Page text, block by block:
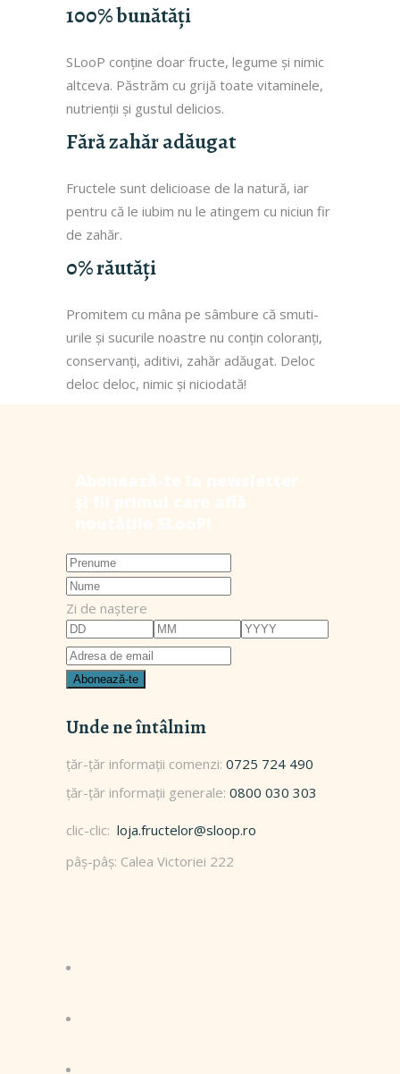
100% bunătăți
SLooP conține doar fructe, legume și nimic
altceva. Păstrăm cu grijă toate vitaminele,
nutrienții și gustul delicios.
Fără zahăr adăugat
Fructele sunt delicioase de la natură, iar
pentru că le iubim nu le atingem cu niciun fir
de zahăr.
0% răutăți
Promitem cu mâna pe sâmbure că smuti-
urile și sucurile noastre nu conțin coloranți,
conservanți, aditivi, zahăr adăugat. Deloc
deloc deloc, nimic și niciodată!
Zi de naștere
Unde ne întâlnim
0725 724 490
0800 030 303
clic-clic: loja.fructelor@sloop.ro